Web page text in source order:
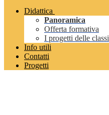
Didattica
Panoramica
Offerta formativa
I progetti delle classi
Info utili
Contatti
Progetti